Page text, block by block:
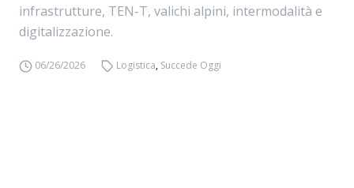
infrastrutture, TEN-T, valichi alpini, intermodalità e
digitalizzazione.
06/26/2026 Logistica, Succede Oggi